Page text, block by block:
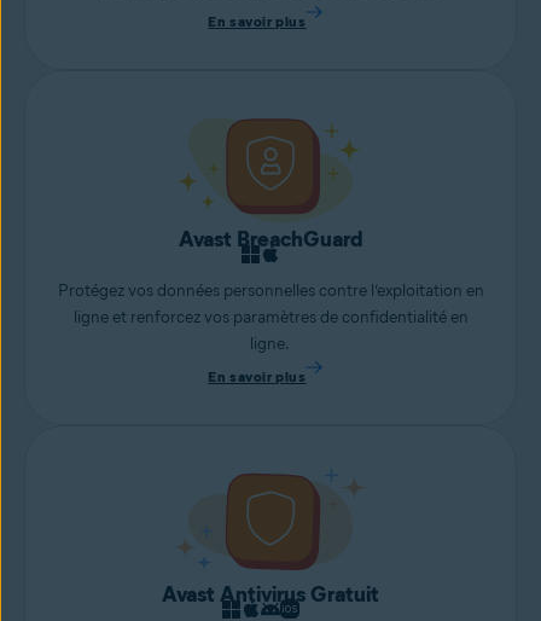
En savoir plus
Avast BreachGuard
Protégez vos données personnelles contre l’exploitation en
ligne et renforcez vos paramètres de confidentialité en
ligne.
En savoir plus
Avast Antivirus Gratuit